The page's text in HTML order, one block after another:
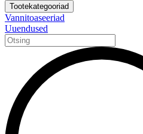
Tootekategooriad
Vannitoaseeriad
Uuendused